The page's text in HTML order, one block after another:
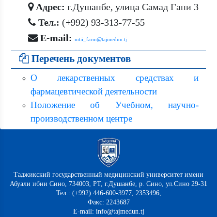
Адрес: г.Душанбе, улица Самад Гани 3
Тел.: (+992) 93-313-77-55
E-mail: mtii_farm@tajmedun.tj
Перечень документов
О лекарственных средствах и
фармацевтической деятельности
Положение об Учебном, научно-
производственном центре
Таджикский государственный медицинский университет имени
Абуали ибни Сино, 734003, РТ, г.Душанбе, р. Сино, ул.Сино 29-31
Тел.: (+992) 446-600-3977, 2353496,
Факс: 2243687
E-mail: info@tajmedun.tj